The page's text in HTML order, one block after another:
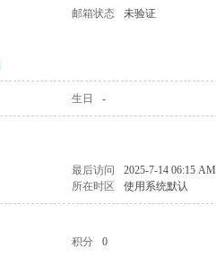
邮箱状态
未验证
生日 -
最后访问
2025-7-14 06:15 AM
所在时区 使用系统默认
积分 0